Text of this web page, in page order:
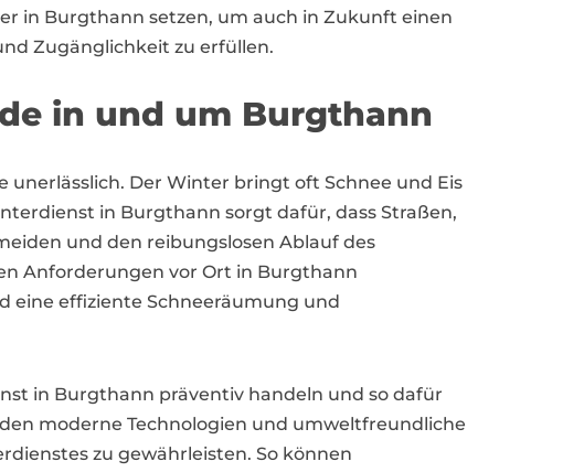
in Burgthann setzen, um auch in Zukunft einen
Zugänglichkeit zu erfüllen.
in und um Burgthann
Der Winter bringt oft Schnee und Eis
in Burgthann sorgt dafür, dass Straßen,
und den reibungslosen Ablauf des
Anforderungen vor Ort in Burgthann
eine effiziente Schneeräumung und
in Burgthann präventiv handeln und so dafür
moderne Technologien und umweltfreundliche
zu gewährleisten. So können